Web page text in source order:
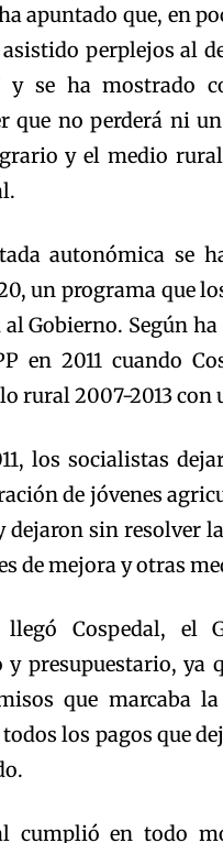
apuntado que, en
perplejos al
y se ha mostrado
que no perderá ni
y el medio
autonómica se
un programa que
Gobierno. Según
en 2011 cuando
rural 2007-2013 con
los socialistas
de jóvenes
dejaron sin resolver
de mejora y otras
llegó Cospedal, el
y presupuestario, ya
que marcaba
los pagos que
cumplió en todo